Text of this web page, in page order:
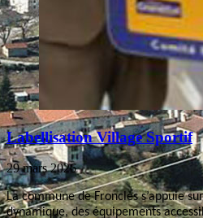
Labellisation Village Sportif
29 mars 2026
La commune de Froncles s’appuie
dynamique, des équipements